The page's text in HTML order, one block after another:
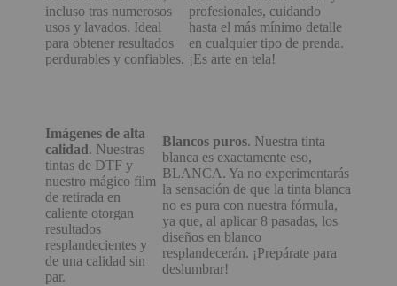
incluso tras numerosos
usos y lavados. Ideal
para obtener resultados
perdurables y confiables.
profesionales, cuidando
hasta el más mínimo detalle
en cualquier tipo de prenda.
¡Es arte en tela!
Imágenes de alta
calidad. Nuestras
tintas de DTF y
nuestro mágico film
de retirada en
caliente otorgan
resultados
resplandecientes y
de una calidad sin
par.
Blancos puros. Nuestra tinta
blanca es exactamente eso,
BLANCA. Ya no experimentarás
la sensación de que la tinta blanca
no es pura con nuestra fórmula,
ya que, al aplicar 8 pasadas, los
diseños en blanco
resplandecerán. ¡Prepárate para
deslumbrar!